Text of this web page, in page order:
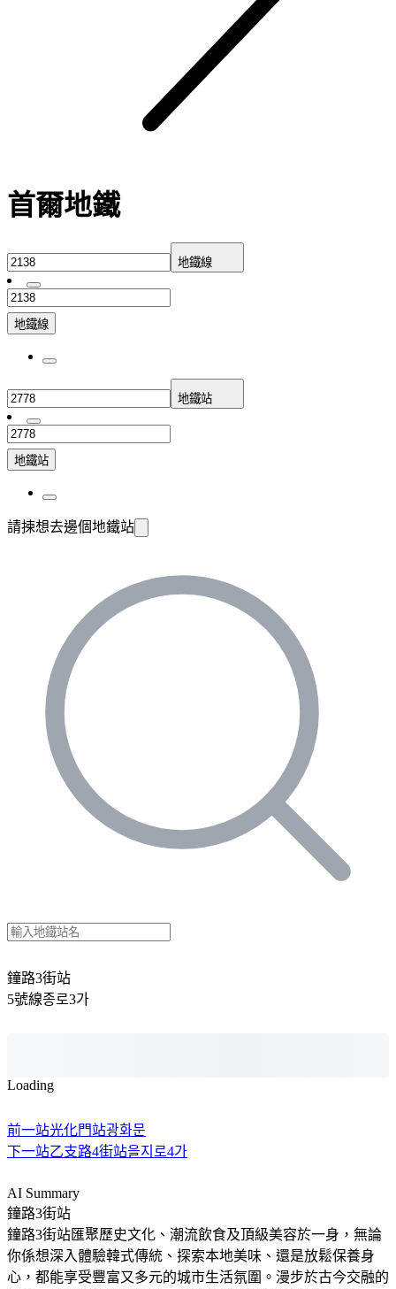
首爾地鐵
地鐵線
地鐵線
地鐵站
地鐵站
請揀想去邊個地鐵站
鐘路3街站
5號線종로3가
Loading
前一站光化門站광화문
下一站乙支路4街站을지로4가
AI Summary
鐘路3街站
鐘路3街站匯聚歷史文化、潮流飲食及頂級美容於一身，無論
你係想深入體驗韓式傳統、探索本地美味、還是放鬆保養身
心，都能享受豐富又多元的城市生活氛圍。漫步於古今交融的